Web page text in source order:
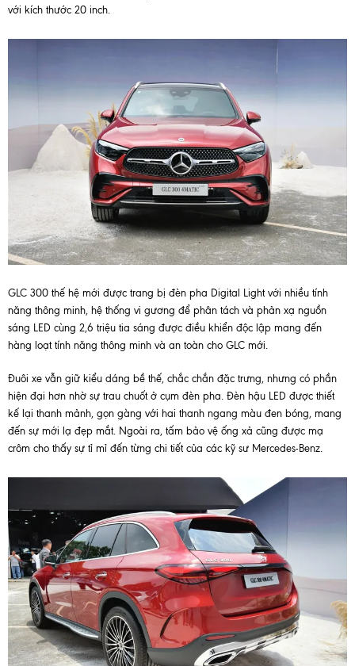
với kích thước 20 inch.
GLC 300 thế hệ mới được trang bị đèn pha Digital Light với nhiều tính
năng thông minh, hệ thống vi gương để phân tách và phản xạ nguồn
sáng LED cùng 2,6 triệu tia sáng được điều khiển độc lập mang đến
hàng loạt tính năng thông minh và an toàn cho GLC mới.
Đuôi xe vẫn giữ kiểu dáng bề thế, chắc chắn đặc trưng, nhưng có phần
hiện đại hơn nhờ sự trau chuốt ở cụm đèn pha. Đèn hậu LED được thiết
kế lại thanh mảnh, gọn gàng với hai thanh ngang màu đen bóng, mang
đến sự mới lạ đẹp mắt. Ngoài ra, tấm bảo vệ ống xả cũng được mạ
crôm cho thấy sự tỉ mỉ đến từng chi tiết của các kỹ sư Mercedes-Benz.